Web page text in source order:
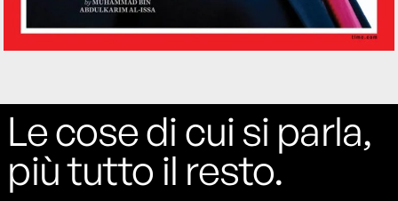
Le cose di cui si parla,
più tutto il resto.